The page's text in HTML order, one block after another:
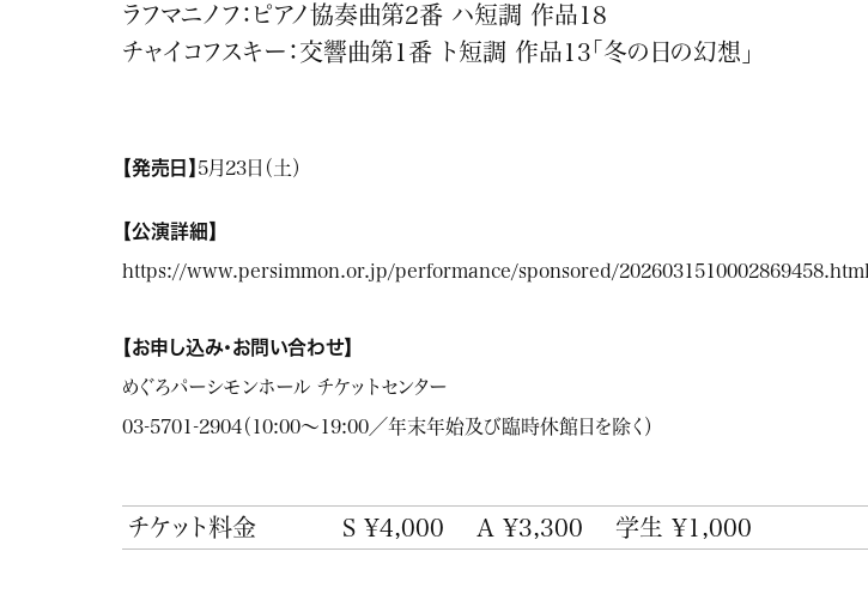
ラフマニノフ：ピアノ協奏曲第2番 ハ短調 作品18
チャイコフスキー：交響曲第1番 ト短調 作品13「冬の日の幻想」
【発売日】 5月23日（土）
【公演詳細】
https://www.persimmon.or.jp/performance/sponsored/2026031510002869458.html
【お申し込み・お問い合わせ】
めぐろパーシモンホール チケットセンター
03-5701-2904（10:00～19:00／年末年始及び臨時休館日を除く）
チケット料金 S ¥4,000 A ¥3,300 学生 ¥1,000